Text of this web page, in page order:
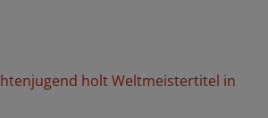
holt Weltmeistertitel in